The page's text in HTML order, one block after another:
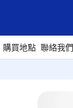
購買地點 聯絡我們